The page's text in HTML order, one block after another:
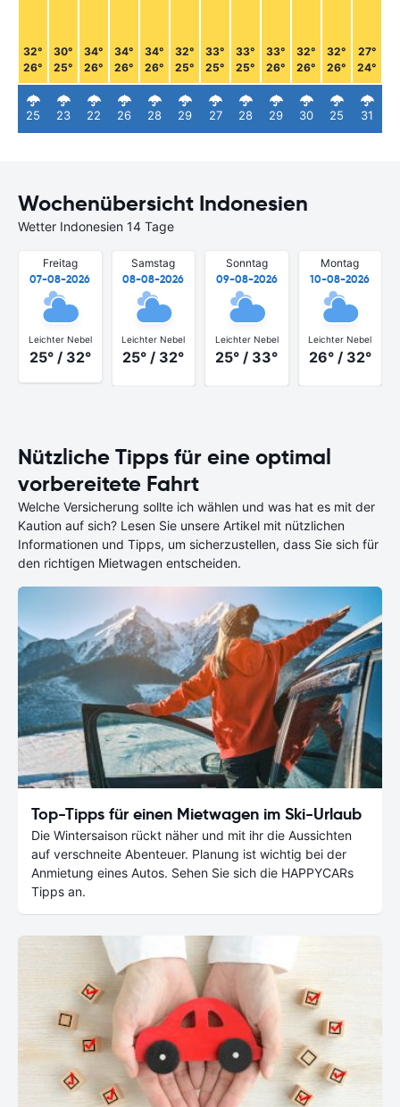
32°
26°
25
30°
25°
23
34°
26°
22
34°
26°
26
34°
26°
28
32°
25°
29
33°
25°
27
33°
25°
28
33°
26°
29
32°
26°
30
32°
26°
25
27°
24°
31
Wochenübersicht Indonesien
Wetter Indonesien 14 Tage
Freitag
07-08-2026
Leichter Nebel
25° / 32°
Samstag
08-08-2026
Leichter Nebel
25° / 32°
Sonntag
09-08-2026
Leichter Nebel
25° / 33°
Montag
10-08-2026
Leichter Nebel
26° / 32°
Nützliche Tipps für eine optimal
vorbereitete Fahrt
Welche Versicherung sollte ich wählen und was hat es mit der
Kaution auf sich? Lesen Sie unsere Artikel mit nützlichen
Informationen und Tipps, um sicherzustellen, dass Sie sich für
den richtigen Mietwagen entscheiden.
Top-Tipps für einen Mietwagen im Ski-Urlaub
Die Wintersaison rückt näher und mit ihr die Aussichten
auf verschneite Abenteuer. Planung ist wichtig bei der
Anmietung eines Autos. Sehen Sie sich die HAPPYCARs
Tipps an.